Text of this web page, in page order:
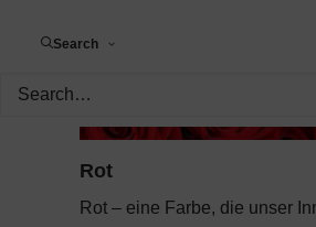
Search
Rot
Rot – eine Farbe, die unser